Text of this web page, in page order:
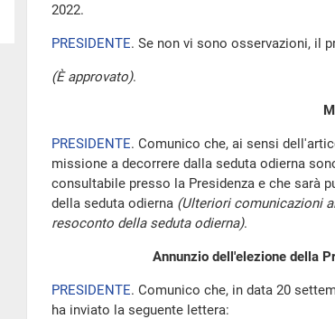
2022.
PRESIDENTE. Se non vi sono osservazioni, il
(È approvato).
PRESIDENTE. Comunico che, ai sensi
missione a decorrere dalla seduta odierna
consultabile presso la Presidenza e che sarà
della seduta odierna (Ulteriori comunicazioni
resoconto della seduta odierna).
Annunzio dell'elezione della
PRESIDENTE. Comunico che, in data 20
ha inviato la seguente lettera: